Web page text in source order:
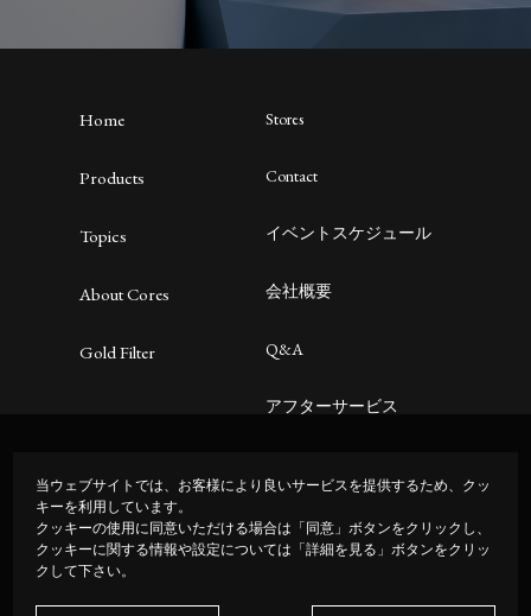
当ウェブサイトでは、お客様により良いサービスを提供するため、クッ
キーを利用しています。
クッキーの使用に同意いただける場合は「同意」ボタンをクリックし、
クッキーに関する情報や設定については「詳細を見る」ボタンをクリッ
クして下さい。
Home
Products
Topics
About Cores
Gold Filter
Stores
Contact
イベントスケジュール
会社概要
Q&A
アフターサービス